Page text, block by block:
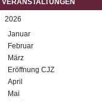
VERANSTALTUNGEN
2026
Januar
Februar
März
Eröffnung CJZ
April
Mai